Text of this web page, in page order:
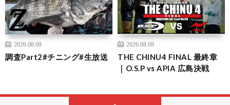
2026.08.09
調査Part2#チニング#生放送
2026.08.08
THE CHINU4 FINAL 最終章
｜O.S.P vs APIA 広島決戦